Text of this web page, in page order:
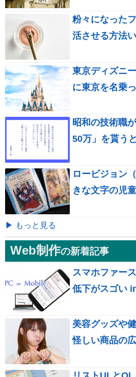
粉々になった
活させる方法
東京ディズニ
に東京を名乗
昭和の技術職
50万」を貰う
ロービジョン
きな文字の児
▶ もっと見る
Web制作の新着記事
スマホファー
低下がスゴい
美容グッズや
怪しい商品の